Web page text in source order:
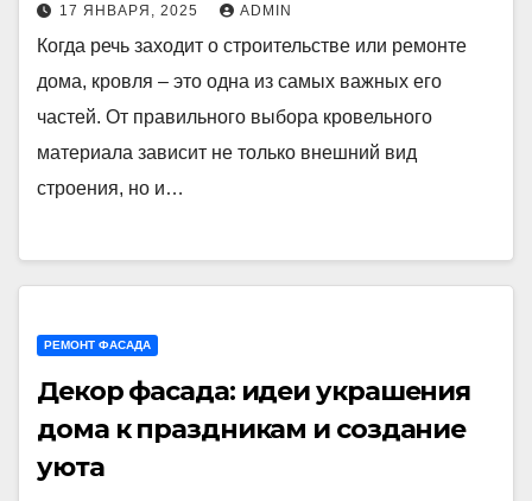
17 ЯНВАРЯ, 2025 ADMIN
Когда речь заходит о строительстве или ремонте
дома, кровля – это одна из самых важных его
частей. От правильного выбора кровельного
материала зависит не только внешний вид
строения, но и…
РЕМОНТ ФАСАДА
Декор фасада: идеи украшения
дома к праздникам и создание
уюта